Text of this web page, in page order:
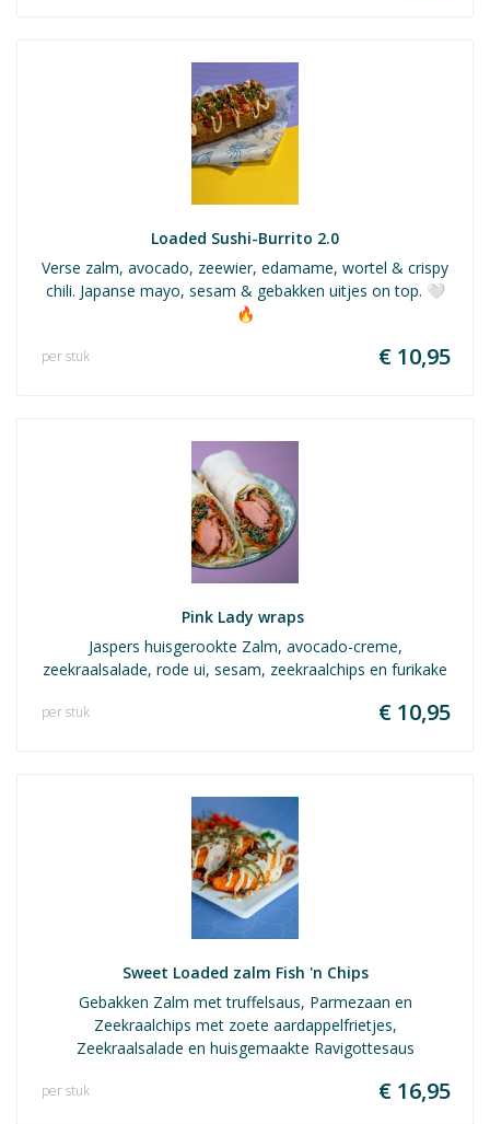
Loaded Sushi-Burrito 2.0
Verse zalm, avocado, zeewier, edamame, wortel & crispy
chili. Japanse mayo, sesam & gebakken uitjes on top. 🤍
🔥
€ 10,95
per stuk
Pink Lady wraps
Jaspers huisgerookte Zalm, avocado-creme,
zeekraalsalade, rode ui, sesam, zeekraalchips en furikake
€ 10,95
per stuk
Sweet Loaded zalm Fish 'n Chips
Gebakken Zalm met truffelsaus, Parmezaan en
Zeekraalchips met zoete aardappelfrietjes,
Zeekraalsalade en huisgemaakte Ravigottesaus
€ 16,95
per stuk